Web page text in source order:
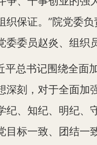
织保证。”院党委负
委委员赵炎、 组织
平总书记围绕全面
深刻，对于全面加
纪、知纪、明纪、
目标一致、团结一